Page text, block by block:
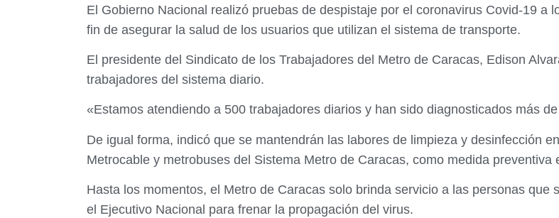
El Gobierno Nacional realizó pruebas de despistaje por el coronavirus Covid-19 a
fin de asegurar la salud de los usuarios que utilizan el sistema de transporte.
El presidente del Sindicato de los Trabajadores del Metro de Caracas, Edison
trabajadores del sistema diario.
«Estamos atendiendo a 500 trabajadores diarios y han sido diagnosticados más
De igual forma, indicó que se mantendrán las labores de limpieza y desinfección
Metrocable y metrobuses del Sistema Metro de Caracas, como medida
Hasta los momentos, el Metro de Caracas solo brinda servicio a las personas
el Ejecutivo Nacional para frenar la propagación del virus.